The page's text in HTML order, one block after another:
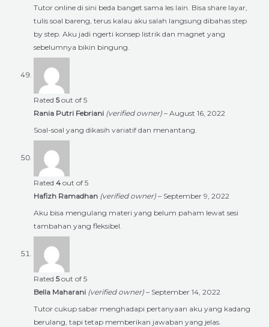
Tutor online di sini beda banget sama les lain. Bisa share layar,
tulis soal bareng, terus kalau aku salah langsung dibahas step
by step. Aku jadi ngerti konsep listrik dan magnet yang
sebelumnya bikin bingung.
Rated 5out of 5
Rania Putri Febriani (verified owner) – August 16, 2022
Soal-soal yang dikasih variatif dan menantang.
Rated 4 out of 5
Hafizh Ramadhan (verified owner) – September 9, 2022
Aku bisa mengulang materi yang belum paham lewat sesi
tambahan yang fleksibel.
Rated 5out of 5
Bella Maharani (verified owner) – September 14, 2022
Tutor cukup sabar menghadapi pertanyaan aku yang kadang
berulang, tapi tetap memberikan jawaban yang jelas.